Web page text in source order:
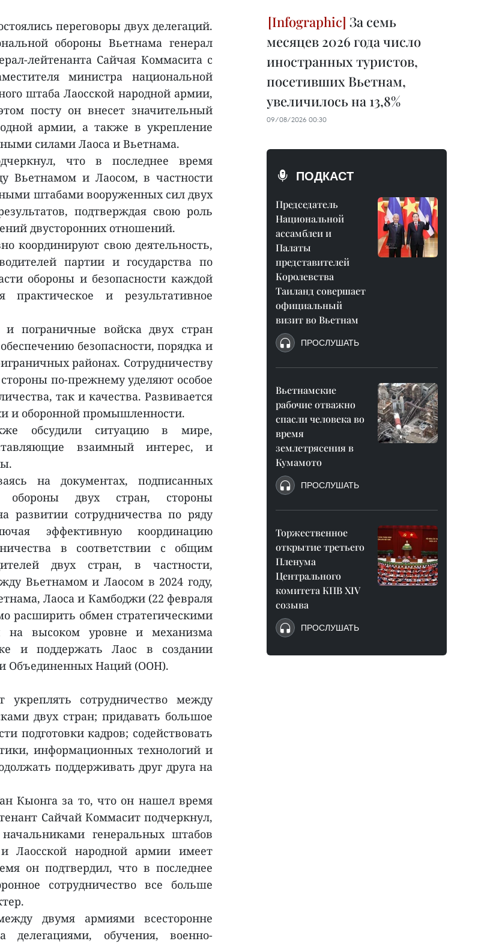
переговоры двух делегаций.
обороны Вьетнама генерал
лейтенанта Сайчая Коммасита с
министра национальной
штаба Лаосской народной армии,
посту он внесет значительный
армии, а также в укрепление
силами Лаоса и Вьетнама.
что в последнее время
Вьетнамом и Лаосом, в частности
штабами вооруженных сил двух
подтверждая свою роль
двусторонних отношений.
координируют свою деятельность,
партии и государства по
обороны и безопасности каждой
и результативное
пограничные войска двух стран
безопасности, порядка и
районах. Сотрудничеству
по-прежнему уделяют особое
так и качества. Развивается
и оборонной промышленности.
обсудили ситуацию в мире,
взаимный интерес, и
на документах, подписанных
обороны двух стран, стороны
развитии сотрудничества по ряду
эффективную координацию
в соответствии с общим
двух стран, в частности,
Вьетнамом и Лаосом в 2024 году,
Лаоса и Камбоджи (22 февраля
расширить обмен стратегическими
на высоком уровне и механизма
и поддержать Лаос в создании
Объединенных Наций (ООН).
сотрудничество между
двух стран; придавать большое
подготовки кадров; содействовать
информационных технологий и
поддерживать друг друга на
Кыонга за то, что он нашел время
Сайчай Коммасит подчеркнул,
генеральных штабов
Лаосской народной армии имеет
он подтвердил, что в последнее
сотрудничество все больше
двумя армиями всесторонне
делегациями, обучения, военно-
За семь
месяцев 2026 года число
иностранных туристов,
посетивших Вьетнам,
увеличилось на 13,8%
09/08/2026 00:30
ПОДКАСТ
Председатель
Национальной
ассамблеи и
Палаты
представителей
Королевства
Таиланд совершает
официальный
визит во Вьетнам
ПРОСЛУШАТЬ
Вьетнамские
рабочие отважно
спасли человека во
время
землетрясения в
Кумамото
ПРОСЛУШАТЬ
Торжественное
открытие третьего
Пленума
Центрального
комитета КПВ XIV
созыва
ПРОСЛУШАТЬ